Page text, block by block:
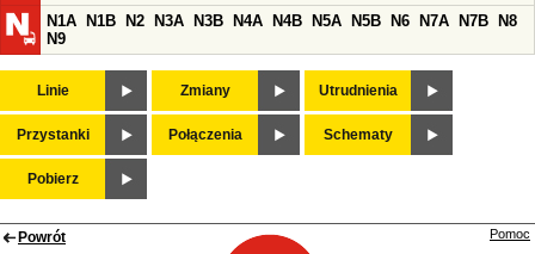
N1A
N1B N2 N3A N3B N4A N4B N5A N5B N6 N7A N7B
N8
N9
Linie Zmiany Utrudnienia
Przystanki Połączenia Schematy
Pobierz
Powrót Pomoc